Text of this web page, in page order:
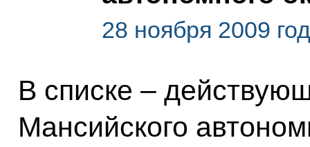
28 ноября 2009
В списке –
Мансийского